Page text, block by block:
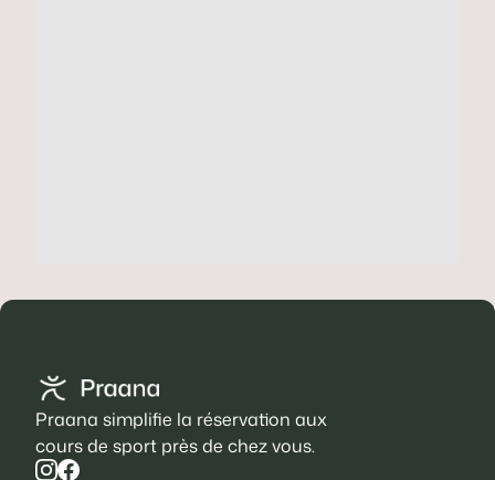
Praana simplifie la réservation aux
cours de sport près de chez vous.